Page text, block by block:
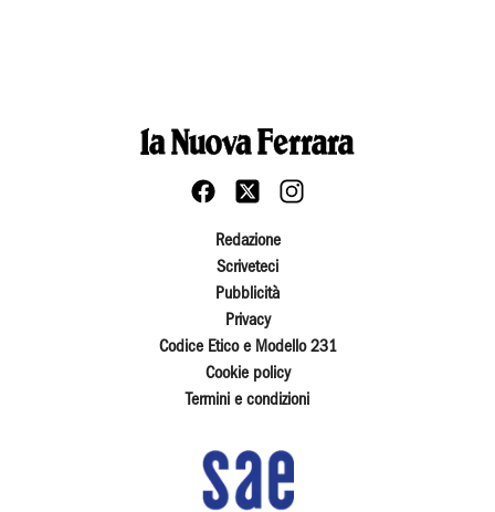
Redazione
Scriveteci
Pubblicità
Privacy
Codice Etico e Modello 231
Cookie policy
Termini e condizioni